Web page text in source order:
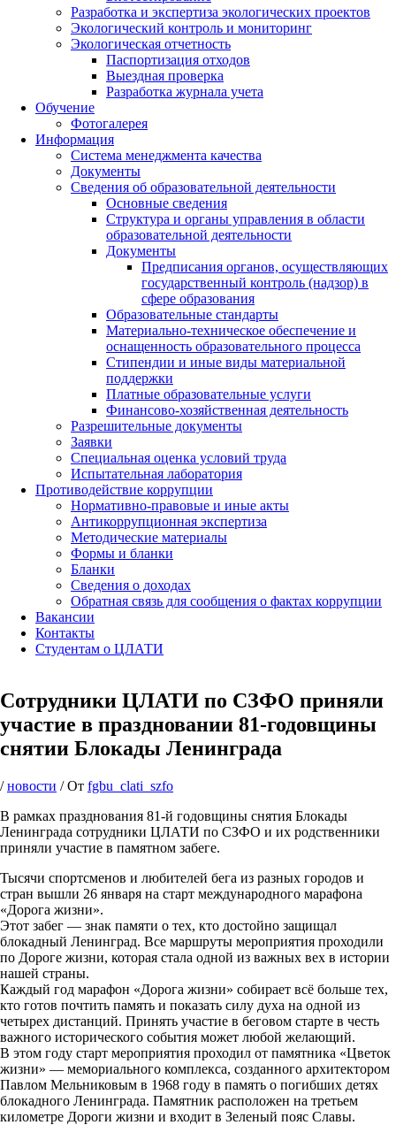
Разработка и экспертиза экологических проектов
Экологический контроль и мониторинг
Экологическая отчетность
Паспортизация отходов
Выездная проверка
Разработка журнала учета
Обучение
Фотогалерея
Информация
Система менеджмента качества
Документы
Сведения об образовательной деятельности
Основные сведения
Структура и органы управления в области
образовательной деятельности
Документы
Предписания органов, осуществляющих
государственный контроль (надзор) в
сфере образования
Образовательные стандарты
Материально-техническое обеспечение и
оснащенность образовательного процесса
Стипендии и иные виды материальной
поддержки
Платные образовательные услуги
Финансово-хозяйственная деятельность
Разрешительные документы
Заявки
Специальная оценка условий труда
Испытательная лаборатория
Противодействие коррупции
Нормативно-правовые и иные акты
Антикоррупционная экспертиза
Методические материалы
Формы и бланки
Бланки
Сведения о доходах
Обратная связь для сообщения о фактах коррупции
Вакансии
Контакты
Студентам о ЦЛАТИ
Сотрудники ЦЛАТИ по СЗФО приняли
участие в праздновании 81-годовщины
снятии Блокады Ленинграда
/новости / От fgbu_clati_szfo
В рамках празднования 81-й годовщины снятия Блокады
Ленинграда сотрудники ЦЛАТИ по СЗФО и их родственники
приняли участие в памятном забеге.
Тысячи спортсменов и любителей бега из разных городов и
стран вышли 26 января на старт международного марафона
«Дорога жизни».
Этот забег — знак памяти о тех, кто достойно защищал
блокадный Ленинград. Все маршруты мероприятия проходили
по Дороге жизни, которая стала одной из важных вех в истории
нашей страны.
Каждый год марафон «Дорога жизни» собирает всё больше тех,
кто готов почтить память и показать силу духа на одной из
четырех дистанций. Принять участие в беговом старте в честь
важного исторического события может любой желающий.
В этом году старт мероприятия проходил от памятника «Цветок
жизни» — мемориального комплекса, созданного архитектором
Павлом Мельниковым в 1968 году в память о погибших детях
блокадного Ленинграда. Памятник расположен на третьем
километре Дороги жизни и входит в Зеленый пояс Славы.